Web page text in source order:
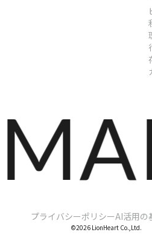
プライバシーポリシーAI活用の
©2026 LionHeart Co.,Ltd.